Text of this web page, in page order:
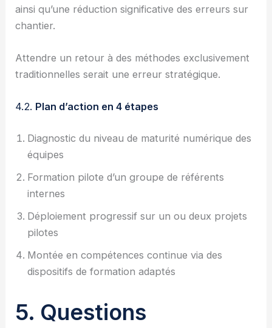
ainsi qu’une réduction significative des erreurs sur
chantier.
Attendre un retour à des méthodes exclusivement
traditionnelles serait une erreur stratégique.
4.2. Plan d’action en 4 étapes
Diagnostic du niveau de maturité numérique des
équipes
Formation pilote d’un groupe de référents
internes
Déploiement progressif sur un ou deux projets
pilotes
Montée en compétences continue via des
dispositifs de formation adaptés
5. Questions